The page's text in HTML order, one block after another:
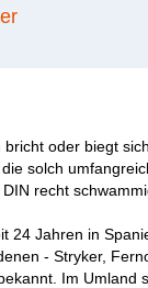
oder biegt
solch
recht
24 Jahren in
- Stryker,
Im Umland